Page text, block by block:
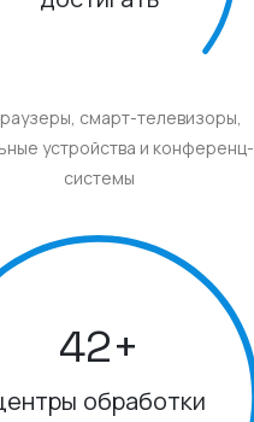
смарт-телевизоры,
устройства и конференц-
системы
42+
обработки